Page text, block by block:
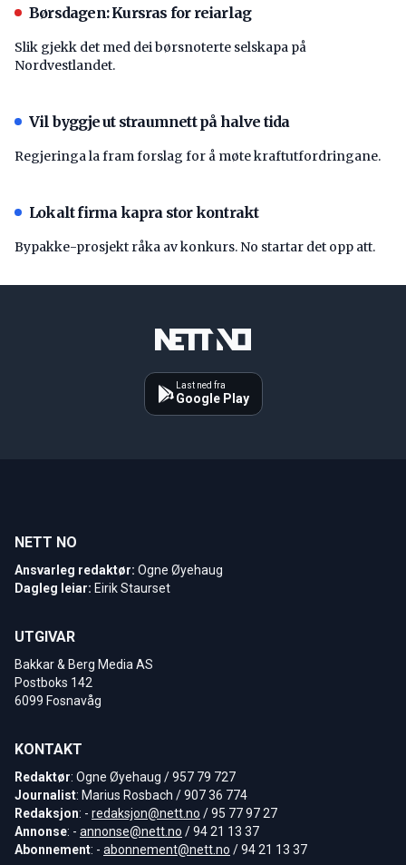
Børsdagen: Kursras for reiarlag
Slik gjekk det med dei børsnoterte selskapa på
Nordvestlandet.
Vil byggje ut straumnett på halve tida
Regjeringa la fram forslag for å møte kraftutfordringane.
Lokalt firma kapra stor kontrakt
Bypakke-prosjekt råka av konkurs. No startar det opp att.
Last ned fra
Google Play
NETT NO
Ansvarleg redaktør: Ogne Øyehaug
Dagleg leiar: Eirik Staurset
UTGIVAR
Bakkar & Berg Media AS
Postboks 142
6099 Fosnavåg
KONTAKT
Redaktør: Ogne Øyehaug / 957 79 727
Journalist: Marius Rosbach / 907 36 774
Redaksjon: - redaksjon@nett.no / 95 77 97 27
Annonse: - annonse@nett.no / 94 21 13 37
Abonnement: - abonnement@nett.no / 94 21 13 37